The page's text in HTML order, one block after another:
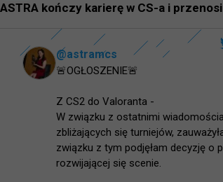
ASTRA kończy karierę w CS-a i przenosi
@astramcs
🚨OGŁOSZENIE🚨
Z CS2 do Valoranta -
W związku z ostatnimi
zbliżających się turniejów,
związku z tym podjęłam decyzję o
rozwijającej się scenie.